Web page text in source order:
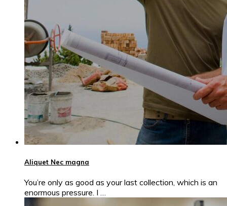
Aliquet Nec magna
You’re only as good as your last collection, which is an
enormous pressure. I …